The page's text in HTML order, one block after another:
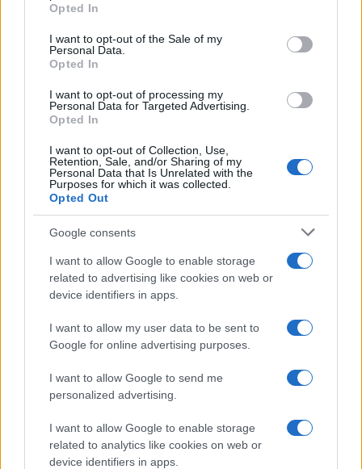
use your data for below specified purposes in below Google
consent section.
Opted In
I want to opt-out of the Sale of my
Personal Data.
Opted In
I want to opt-out of processing my
Personal Data for Targeted Advertising.
Opted In
I want to opt-out of Collection, Use,
Retention, Sale, and/or Sharing of my
Personal Data that Is Unrelated with the
Purposes for which it was collected.
Opted Out
Google consents
I want to allow Google to enable storage
related to advertising like cookies on web or
device identifiers in apps.
I want to allow my user data to be sent to
Google for online advertising purposes.
I want to allow Google to send me
personalized advertising.
I want to allow Google to enable storage
related to analytics like cookies on web or
device identifiers in apps.
Brentolie daalt naar 91,82 dollar: een week van dalende
grondstoffenprijzen
Sanne De Vries · 4 aug 2026
terugtrekking
Sanne De Vries · 3 aug 2026
Naam